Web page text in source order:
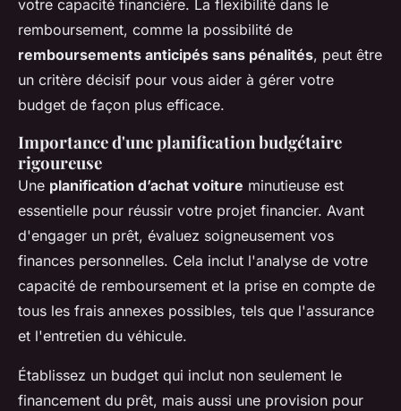
votre capacité financière. La flexibilité dans le
remboursement, comme la possibilité de
remboursements anticipés sans pénalités, peut être
un critère décisif pour vous aider à gérer votre
budget de façon plus efficace.
Importance d'une planification budgétaire
rigoureuse
Une planification d’achat voiture minutieuse est
essentielle pour réussir votre projet financier. Avant
d'engager un prêt, évaluez soigneusement vos
finances personnelles. Cela inclut l'analyse de votre
capacité de remboursement et la prise en compte de
tous les frais annexes possibles, tels que l'assurance
et l'entretien du véhicule.
Établissez un budget qui inclut non seulement le
financement du prêt, mais aussi une provision pour